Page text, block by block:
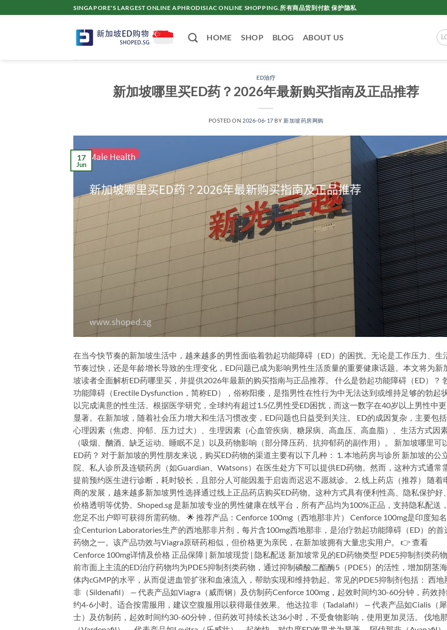
to
SINGAPORE'S LARGEST ONLINE APHRODISIAC ONLINE SHOPPING.所有商品货到付款 保护隐私
HOME SHOP BLOG ABOUT US
ED治疗
新加坡哪里买ED药？2026年最新购买指南及正品推荐
POSTED ON 2026-06-17 BY 新加坡药房网购
17
Jun
在当今快节奏的新加坡生活中，越来越多的男性面临着勃起功能障碍（ED）的困扰。无论是工作压力、生
节奏过快，还是年龄增长导致的生理变化，ED问题已成为影响男性生活质量的重要健康话题。本文将为新
坡读者全面解析ED药哪里买，并提供2026年最新的购买指南与正品推荐。 什么是勃起功能障碍（ED）？
功能障碍（Erectile Dysfunction，简称ED），俗称阳痿，是指男性在性行为中无法达到或维持足够的勃起
以完成满意的性生活。根据医学研究，全球约有超过1.5亿男性受ED困扰，而这一数字在40岁以上男性中
显著。在新加坡，随着社会压力增大和生活习惯改变，ED问题也日益受到关注。 ED的成因复杂，主要包括
心理因素（焦虑、抑郁、压力过大）、生理因素（心血管疾病、糖尿病、高血压、高血脂）、生活方式因
（吸烟、酗酒、缺乏运动、睡眠不足）以及药物影响（部分降压药、抗抑郁药的副作用）。 新加坡哪里可
ED药？ 对于新加坡的男性朋友来说，购买ED药物的渠道主要有以下几种： 1. 本地药房与诊所 新加坡的公
院、私人诊所及连锁药房（如Guardian、Watsons）在医生处方下可以提供ED药物。然而，这种方式通常
提前预约医生进行诊断，耗时较长，且部分人可能因羞于启齿而迟迟不愿就诊。 2. 线上药店（推荐） 随着
商的发展，越来越多新加坡男性选择通过线上正品药店购买ED药物。这种方式具有便利性高、隐私保护好、
价格透明等优势。Shoped.sg 是新加坡专业的男性健康在线平台，所有产品均为100%正品，支持隐私配送
您足不出户即可获得所需药物。 🌟 推荐产品：Cenforce 100mg（西地那非片） Cenforce 100mg是印度知
企Centurion Laboratories生产的西地那非片剂，每片含100mg西地那非，是治疗勃起功能障碍（ED）的首
药物之一。该产品功效与Viagra原研药相似，但价格更为亲民，在新加坡拥有大量忠实用户。 👉 查看
Cenforce 100mg详情及价格 正品保障 | 新加坡现货 | 隐私配送 新加坡常见的ED药物类型 PDE5抑制剂类药
前市面上主流的ED治疗药物均为PDE5抑制剂类药物，通过抑制磷酸二酯酶5（PDE5）的活性，增加阴茎
体内cGMP的水平，从而促进血管扩张和血液流入，帮助实现和维持勃起。常见的PDE5抑制剂包括： 西地
非（Sildenafil） — 代表产品如Viagra（威而钢）及仿制药Cenforce 100mg，起效时间约30-60分钟，药效
约4-6小时。适合按需服用，建议空腹服用以获得最佳效果。 他达拉非（Tadalafil） — 代表产品如Cialis（
士）及仿制药，起效时间约30-60分钟，但药效可持续长达36小时，不受食物影响，使用更加灵活。 伐地